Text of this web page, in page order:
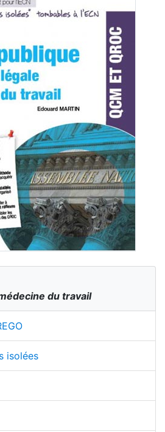
du travail
isolées